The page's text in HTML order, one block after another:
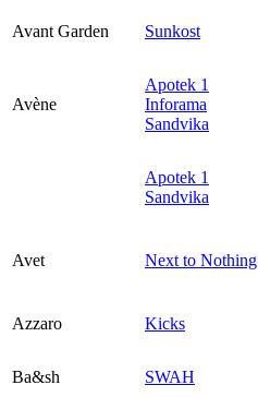
Avant Garden Sunkost
Avène
Apotek 1
Inforama
Sandvika
Apotek 1
Sandvika
Avet Next to Nothing
Azzaro Kicks
Ba&sh
SWAH